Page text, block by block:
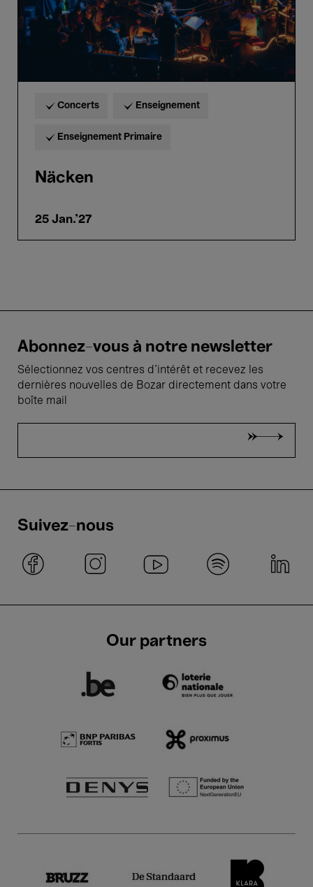
Concerts Enseignement
Enseignement Primaire
Näcken
25 Jan.'27
Abonnez-vous à notre newsletter
Sélectionnez vos centres d'intérêt et recevez les
dernières nouvelles de Bozar directement dans votre
boîte mail
Suivez-nous
Our partners